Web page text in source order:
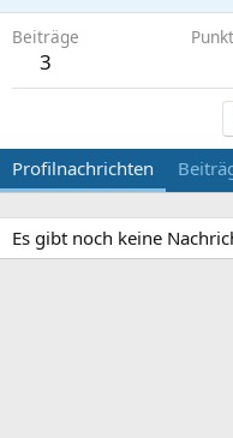
Beiträge
3
Profilnachrichten
Es gibt noch keine